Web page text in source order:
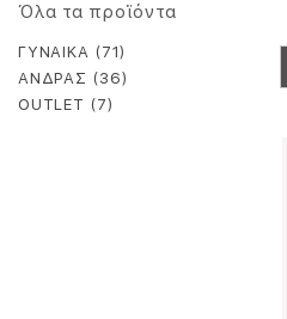
Όλα τα προϊόντα
ΓΥΝΑΙΚΑ (71)
ΑΝΔΡΑΣ (36)
OUTLET (7)